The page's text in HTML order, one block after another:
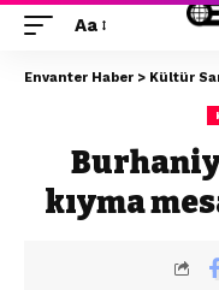
Aa
Envanter Haber > Kültür
kıyma